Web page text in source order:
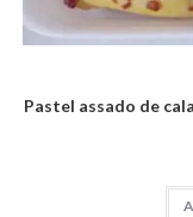
Pastel assado de